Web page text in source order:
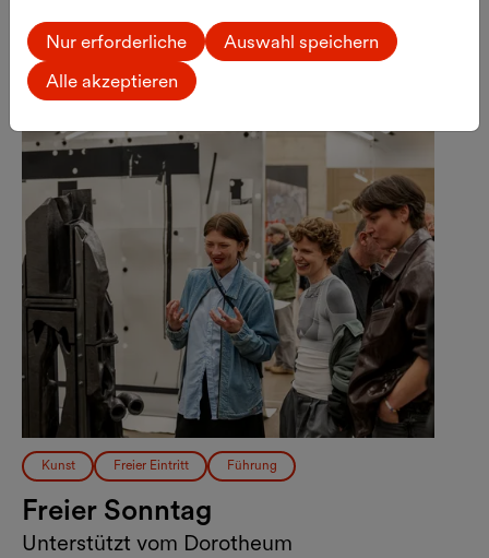
Externer Link
So., 30.08.2026
Kunst Freier Eintritt Führung
Freier Sonntag
Unterstützt vom Dorotheum
Nur erforderliche
Auswahl speichern
Alle akzeptieren